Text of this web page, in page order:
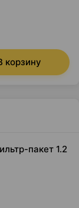
корзину
пакет 1.2